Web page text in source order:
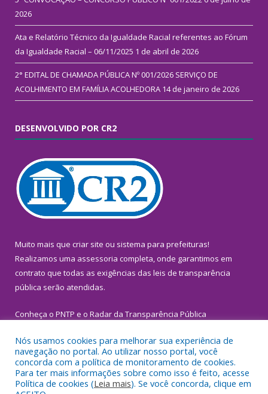
2026
Ata e Relatório Técnico da Igualdade Racial referentes ao Fórum
da Igualdade Racial – 06/11/2025 1 de abril de 2026
2° EDITAL DE CHAMADA PÚBLICA Nº 001/2026 SERVIÇO DE
ACOLHIMENTO EM FAMÍLIA ACOLHEDORA 14 de janeiro de 2026
DESENVOLVIDO POR CR2
Muito mais que criar site ou sistema para prefeituras!
Realizamos uma assessoria completa, onde garantimos em
contrato que todas as exigências das leis de transparência
pública serão atendidas.
Conheça o PNTP e o Radar da Transparência Pública
Todos os direitos reservados a Prefeitura Municipal de
Inhangapi.
Nós usamos cookies para melhorar sua experiência de
navegação no portal. Ao utilizar nosso portal, você
concorda com a política de monitoramento de cookies.
Para ter mais informações sobre como isso é feito, acesse
Política de cookies (Leia mais). Se você concorda, clique em